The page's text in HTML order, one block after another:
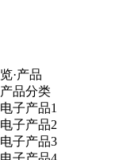
览·产品
产品分类
电子产品1
电子产品2
电子产品3